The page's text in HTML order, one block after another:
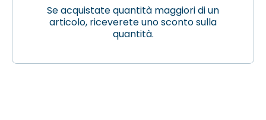
Se acquistate quantità maggiori di un
articolo, riceverete uno sconto sulla
quantità.